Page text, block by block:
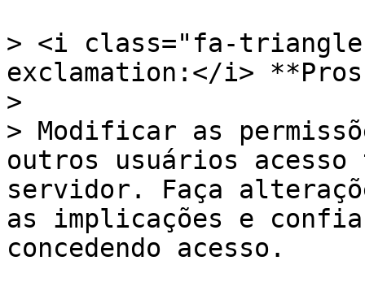
> <i class="fa-
exclamation:</i>
>
> Modificar as
outros usuários
servidor. Faça
as implicações e
concedendo acesso.